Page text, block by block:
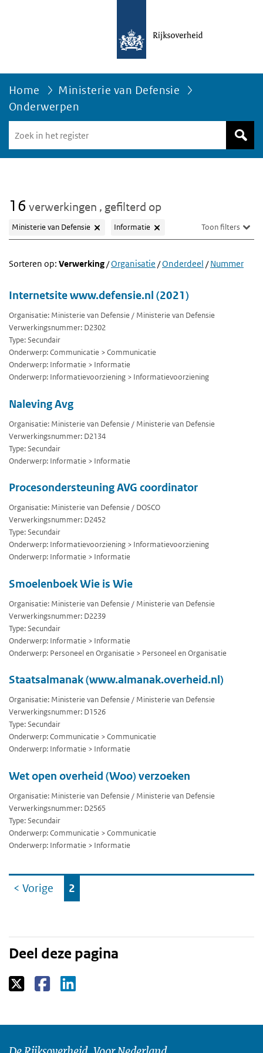
Home
Ministerie van Defensie
Onderwerpen
in
het
16 verwerkingen , gefilterd op
Ministerie van Defensie Informatie Toon filters
Sorteren op: Verwerking/Organisatie /Onderdeel /Nummer
Internetsite www.defensie.nl (2021)
Organisatie: Ministerie van Defensie / Ministerie van Defensie
Verwerkingsnummer: D2302
Type: Secundair
Onderwerp: Communicatie > Communicatie
Onderwerp: Informatie > Informatie
Onderwerp: Informatievoorziening > Informatievoorziening
Naleving Avg
Organisatie: Ministerie van Defensie / Ministerie van Defensie
Verwerkingsnummer: D2134
Type: Secundair
Onderwerp: Informatie > Informatie
Procesondersteuning AVG coordinator
Organisatie: Ministerie van Defensie / DOSCO
Verwerkingsnummer: D2452
Type: Secundair
Onderwerp: Informatievoorziening > Informatievoorziening
Onderwerp: Informatie > Informatie
Smoelenboek Wie is Wie
Organisatie: Ministerie van Defensie / Ministerie van Defensie
Verwerkingsnummer: D2239
Type: Secundair
Onderwerp: Informatie > Informatie
Onderwerp: Personeel en Organisatie > Personeel en Organisatie
Staatsalmanak (www.almanak.overheid.nl)
Organisatie: Ministerie van Defensie / Ministerie van Defensie
Verwerkingsnummer: D1526
Type: Secundair
Onderwerp: Communicatie > Communicatie
Onderwerp: Informatie > Informatie
Wet open overheid (Woo) verzoeken
Organisatie: Ministerie van Defensie / Ministerie van Defensie
Verwerkingsnummer: D2565
Type: Secundair
Onderwerp: Communicatie > Communicatie
Onderwerp: Informatie > Informatie
Ga
naar
< Vorige 2
Deel deze pagina